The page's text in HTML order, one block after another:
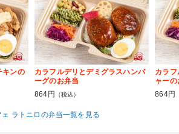
キンの
カラフルデリとデミグラスハンバ
ーグのお弁当
864円
（税込）
カラ
ャーの
864円
ェ ラトニロの弁当一覧を見る